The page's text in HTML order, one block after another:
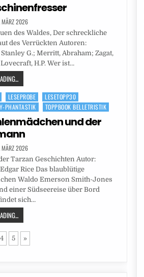
MÄRZ 2026
des Waldes, Der schreckliche
des Verrückten Autoren:
G.; Merritt, Abraham; Zagat,
H.P. Wer ist…
LESEPROBE
LESETOPP30
PHANTASTIK
TOPPBOOK BELLETRISTIK
und der
MÄRZ 2026
Tarzan Geschichten Autor:
Rice Das blaublütige
Waldo Emerson Smith-Jones
einer Südseereise über Bord
sich…
4 5 »